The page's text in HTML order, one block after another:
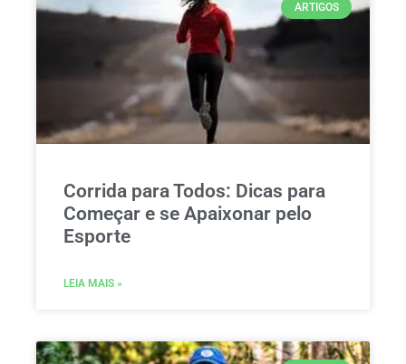
ARTIGOS
Corrida para Todos: Dicas para
Começar e se Apaixonar pelo
Esporte
LEIA MAIS »